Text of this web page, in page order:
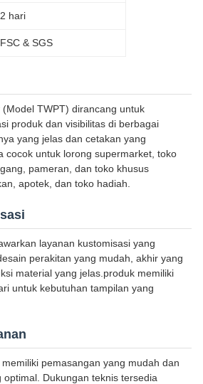
2 hari
FSC & SGS
TWPT) dirancang untuk
produk dan visibilitas di berbagai
yang jelas dan cetakan yang
cocok untuk lorong supermarket, toko
pameran, dan toko khusus
apotek, dan toko hadiah.
layanan kustomisasi yang
perakitan yang mudah, akhir yang
material yang jelas.produk memiliki
untuk kebutuhan tampilan yang
pemasangan yang mudah dan
Dukungan teknis tersedia